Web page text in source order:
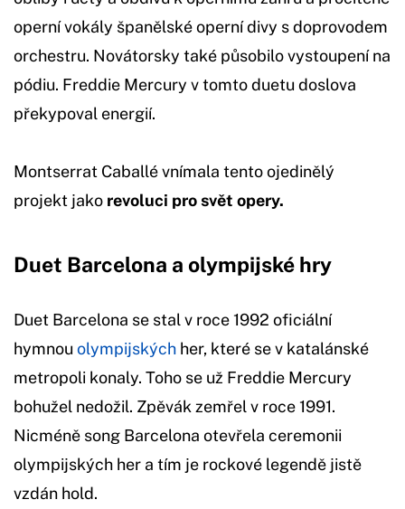
operní vokály španělské operní divy s doprovodem
orchestru. Novátorsky také působilo vystoupení na
pódiu. Freddie Mercury v tomto duetu doslova
překypoval energií.
Montserrat Caballé vnímala tento ojedinělý
projekt jako revoluci pro svět opery.
Duet Barcelona a olympijské hry
Duet Barcelona se stal v roce 1992 oficiální
hymnou olympijských her, které se v katalánské
metropoli konaly. Toho se už Freddie Mercury
bohužel nedožil. Zpěvák zemřel v roce 1991.
Nicméně song Barcelona otevřela ceremonii
olympijských her a tím je rockové legendě jistě
vzdán hold.